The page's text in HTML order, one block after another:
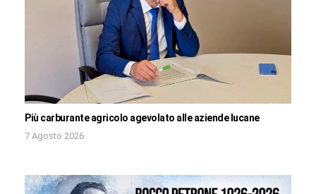
Più carburante agricolo agevolato alle aziende lucane
7 Agosto 2026